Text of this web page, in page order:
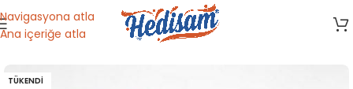
Navigasyona atla
Ana içeriğe atla
Ana Sayfa/ Dini Malzemeler
TÜKENDI